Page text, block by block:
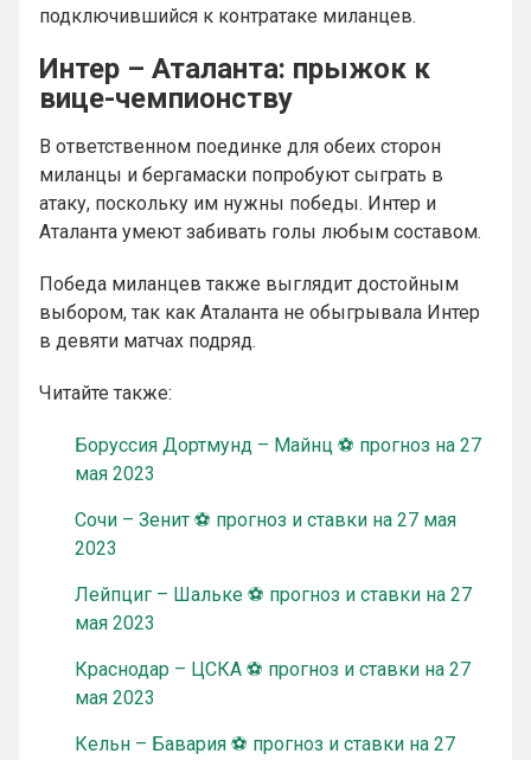
подключившийся к контратаке миланцев.
Интер – Аталанта: прыжок к
вице-чемпионству
В ответственном поединке для обеих сторон
миланцы и бергамаски попробуют сыграть в
атаку, поскольку им нужны победы. Интер и
Аталанта умеют забивать голы любым составом.
Победа миланцев также выглядит достойным
выбором, так как Аталанта не обыгрывала Интер
в девяти матчах подряд.
Читайте также:
Боруссия Дортмунд – Майнц ⚽ прогноз на 27
мая 2023
Сочи – Зенит ⚽ прогноз и ставки на 27 мая
2023
Лейпциг – Шальке ⚽ прогноз и ставки на 27
мая 2023
Краснодар – ЦСКА ⚽ прогноз и ставки на 27
мая 2023
Кельн – Бавария ⚽ прогноз и ставки на 27